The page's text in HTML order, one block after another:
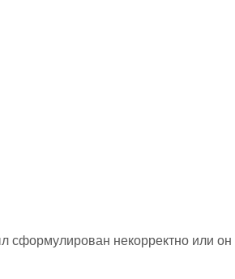
сформулирован некорректно или он